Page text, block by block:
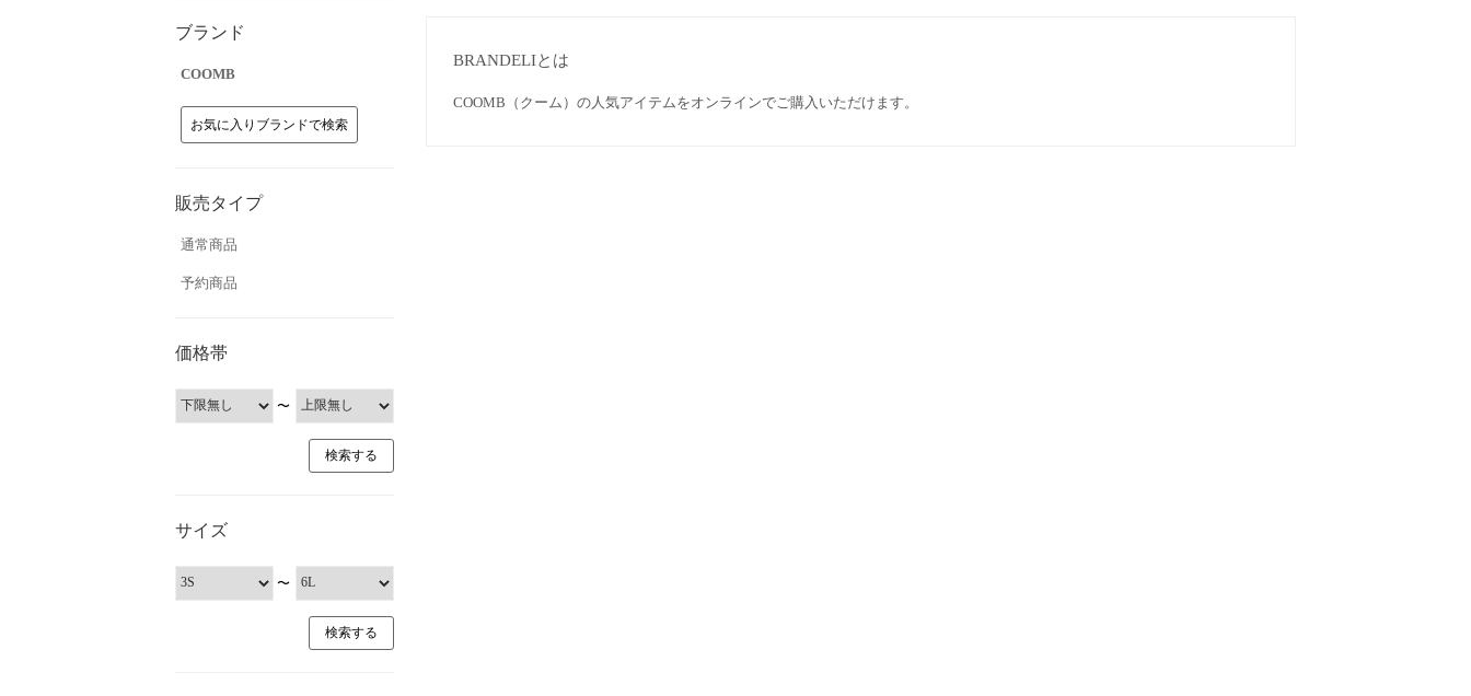
ブランド
COOMB
お気に入りブランドで検索
販売タイプ
通常商品
予約商品
価格帯
〜
サイズ
〜
BRANDELIとは
COOMB（クーム）の人気アイテムをオンラインでご購入いただけます。